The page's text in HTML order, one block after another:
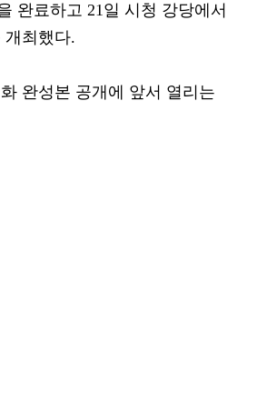
완료하고 21일 시청 강당에서
개최했다.
완성본 공개에 앞서 열리는